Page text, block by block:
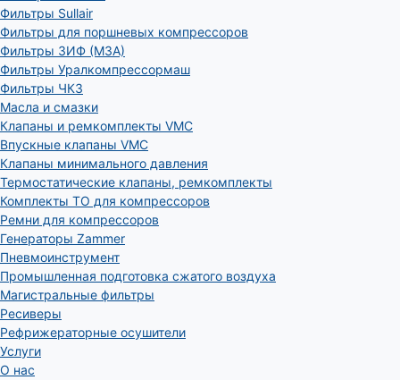
Фильтры Sullair
Фильтры для поршневых компрессоров
Фильтры ЗИФ (МЗА)
Фильтры Уралкомпрессормаш
Фильтры ЧКЗ
Масла и смазки
Клапаны и ремкомплекты VMC
Впускные клапаны VMC
Клапаны минимального давления
Термостатические клапаны, ремкомплекты
Комплекты ТО для компрессоров
Ремни для компрессоров
Генераторы Zammer
Пневмоинструмент
Промышленная подготовка сжатого воздуха
Магистральные фильтры
Ресиверы
Рефрижераторные осушители
Услуги
О нас